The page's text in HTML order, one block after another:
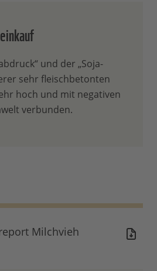
und der „Soja-
sehr fleischbetonten
hoch und mit negativen
verbunden.
Milchvieh